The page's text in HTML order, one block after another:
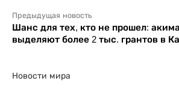
Предыдущая новость
Шанс для тех, кто не прошел:
выделяют более 2 тыс. грантов в
Новости мира